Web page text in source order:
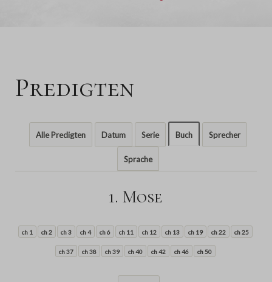
Predigten
Alle Predigten Datum Serie Buch Sprecher
Sprache
1. Mose
ch 1 ch 2 ch 3 ch 4 ch 6 ch 11 ch 12 ch 13 ch 19 ch 22 ch 25
ch 37 ch 38 ch 39 ch 40 ch 42 ch 46 ch 50